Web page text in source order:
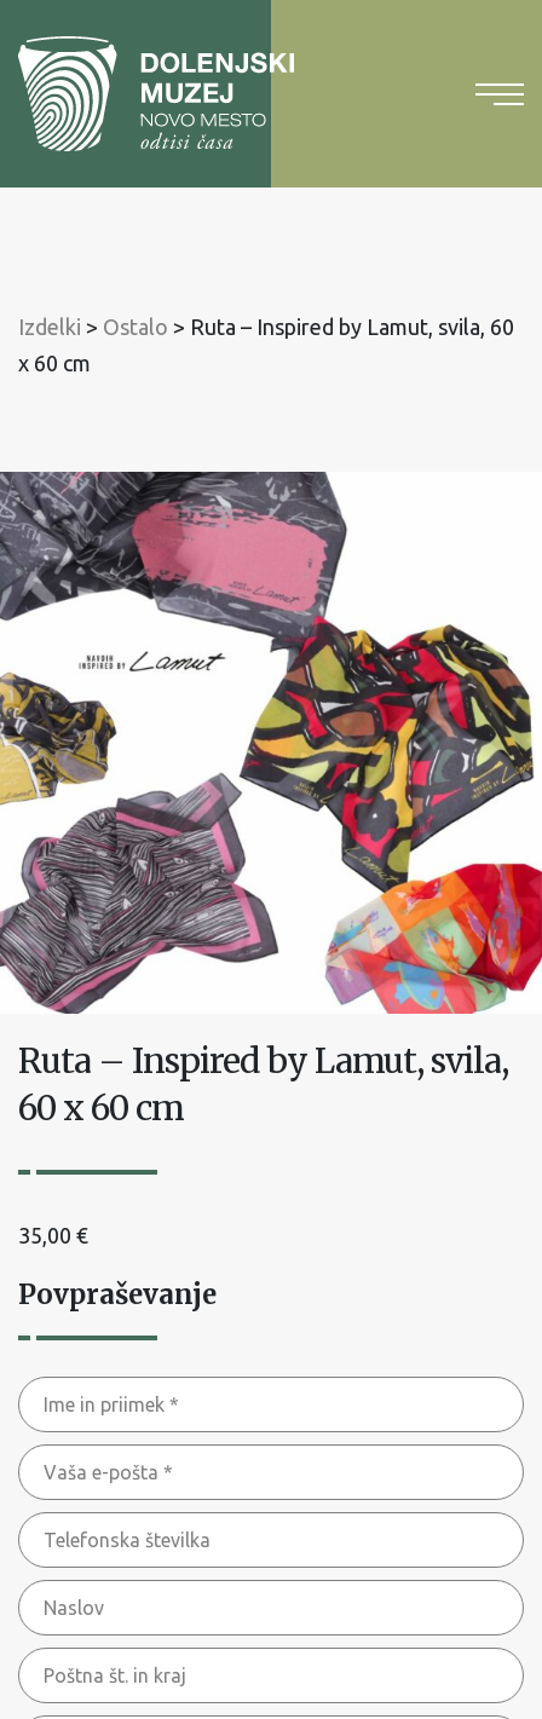
vsebinoNa
glavni
meni
Izdelki > Ostalo > Ruta – Inspired by Lamut, svila, 60
x 60 cm
Ruta – Inspired by Lamut, svila,
60 x 60 cm
35,00 €
Povpraševanje
Ime
in
priimek
Vaša
e-
pošta
Telefonska
številka
Naslov
Poštna
št.